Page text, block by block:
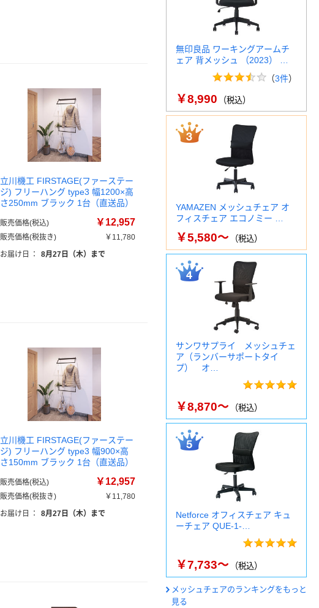
立川機工 FIRSTAGE(ファーステー
ジ) フリーハング type3 幅1200×高
さ250mm ブラック 1台（直送品）
販売価格(税込) ￥12,957
販売価格(税抜き)
￥11,780
お届け日
： 8月27日（木）まで
立川機工 FIRSTAGE(ファーステー
ジ) フリーハング type3 幅900×高
さ150mm ブラック 1台（直送品）
販売価格(税込) ￥12,957
販売価格(税抜き)
￥11,780
お届け日
： 8月27日（木）まで
無印良品 ワーキングアームチ
ェア 背メッシュ （2023） …
（3件）
￥8,990 （税込）
YAMAZEN メッシュチェア オ
フィスチェア エコノミー …
￥5,580～ （税込）
サンワサプライ メッシュチェ
ア（ランバーサポートタイ
プ） オ…
￥8,870～ （税込）
Netforce オフィスチェア キュ
ーチェア QUE-1-…
￥7,733～ （税込）
メッシュチェアのランキングをもっと
見る